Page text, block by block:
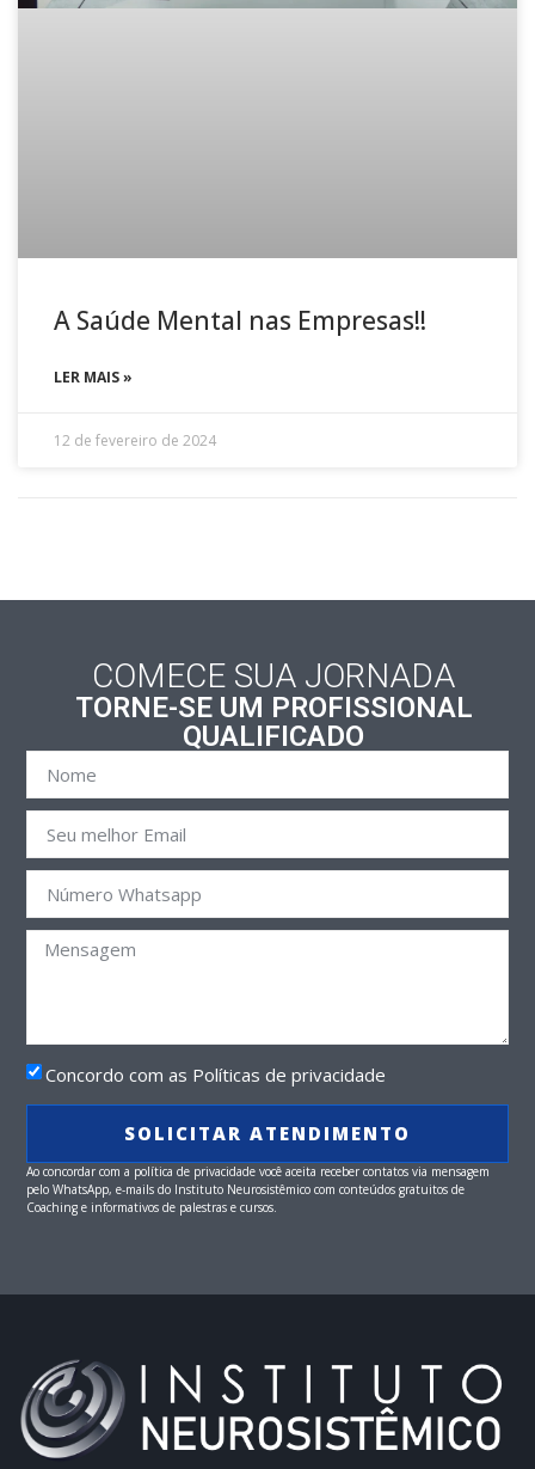
A Saúde Mental nas Empresas!!
LER MAIS »
12 de fevereiro de 2024
COMECE SUA JORNADA
TORNE-SE UM PROFISSIONAL
QUALIFICADO
Concordo com as Políticas de privacidade
SOLICITAR ATENDIMENTO
Ao concordar com a política de privacidade você aceita receber contatos via mensagem
pelo WhatsApp, e-mails do Instituto Neurosistêmico com conteúdos gratuitos de
Coaching e informativos de palestras e cursos.